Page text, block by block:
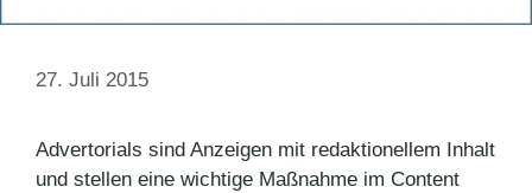
27. Juli 2015
Advertorials sind Anzeigen mit redaktionellem Inhalt
und stellen eine wichtige Maßnahme im Content